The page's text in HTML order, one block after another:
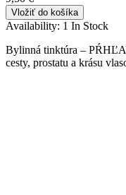
Vložiť do košíka
Availability: 1 In Stock
Bylinná tinktúra –
cesty, prostatu a krásu